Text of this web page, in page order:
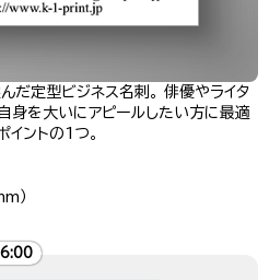
だ定型ビジネス名刺。 俳優やライタ
身を大いにアピールしたい方に最適
ントの1つ。
）